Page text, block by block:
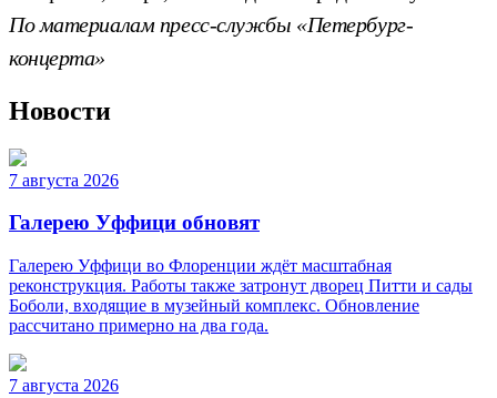
По материалам пресс-службы «Петербург-
концерта»
Новости
7 августа 2026
Галерею Уффици обновят
Галерею Уффици во Флоренции ждёт масштабная
реконструкция. Работы также затронут дворец Питти и сады
Боболи, входящие в музейный комплекс. Обновление
рассчитано примерно на два года.
7 августа 2026